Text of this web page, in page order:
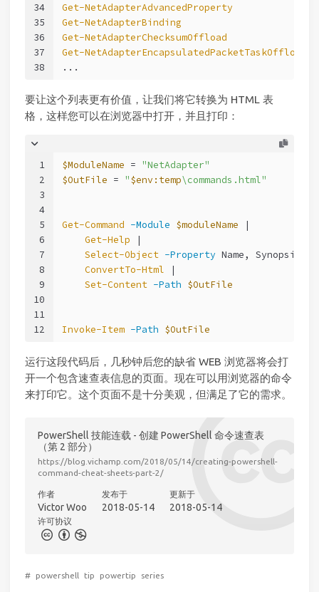
34
35
36
37
38
Get-NetAdapterAdvancedProperty
Get-NetAdapterBinding
Get-NetAdapterChecksumOffload
Get-NetAdapterEncapsulatedPacketTaskOffload
...
要让这个列表更有价值，让我们将它转换为 HTML 表
格，这样您可以在浏览器中打开，并且打印：
1
2
3
4
5
6
7
8
9
10
11
12
$ModuleName = "NetAdapter"
$OutFile = "$env:temp\commands.html"
Get-Command -Module $moduleName |
Get-Help |
Select-Object -Property Name, Synopsis |
ConvertTo-Html |
Set-Content -Path $OutFile
Invoke-Item -Path $OutFile
运行这段代码后，几秒钟后您的缺省 WEB 浏览器将会打
开一个包含速查表信息的页面。现在可以用浏览器的命令
来打印它。这个页面不是十分美观，但满足了它的需求。
PowerShell 技能连载 - 创建 PowerShell 命令速查表
（第 2 部分）
https://blog.vichamp.com/2018/05/14/creating-powershell-
command-cheat-sheets-part-2/
作者
Victor Woo
发布于
2018-05-14
更新于
2018-05-14
许可协议
# powershell tip powertip series